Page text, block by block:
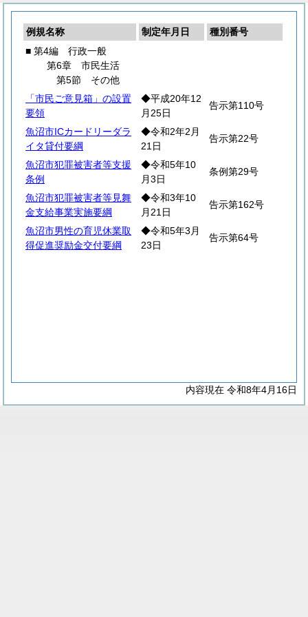
例規名称 制定年月日
種別番号
■ 第4編 行政一般
第6章 市民生活
第5節 その他
「市民ご意見箱」の設置
要領
◆平成20年12
月25日
告示第110号
魚沼市ICカードリーダラ
イタ貸付要綱
◆令和2年2月
21日
告示第22号
魚沼市犯罪被害者等支援
条例
◆令和5年10
月3日
条例第29号
魚沼市犯罪被害者等見舞
金支給事業実施要綱
◆令和3年10
月21日
告示第162号
魚沼市男性の育児休業取
得促進奨励金交付要綱
◆令和5年3月
23日
告示第64号
内容現在 令和8年4月16日